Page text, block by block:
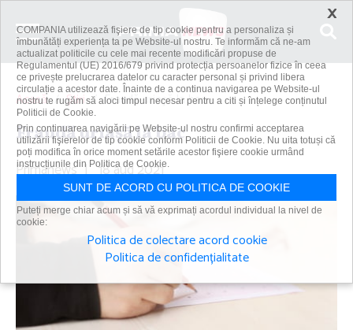
Acasă Știri Fraudă uriaşă la bac
Fraudă uriaşă la bac
Primanews | 18 aug 2021
×
COMPANIA utilizează fişiere de tip cookie pentru a personaliza și
îmbunătăți experiența ta pe Website-ul nostru. Te informăm că ne-am
actualizat politicile cu cele mai recente modificări propuse de
Regulamentul (UE) 2016/679 privind protecția persoanelor fizice în ceea
ce privește prelucrarea datelor cu caracter personal și privind libera
circulație a acestor date. Înainte de a continua navigarea pe Website-ul
nostru te rugăm să aloci timpul necesar pentru a citi și înțelege conținutul
Politicii de Cookie.
Prin continuarea navigării pe Website-ul nostru confirmi acceptarea
utilizării fişierelor de tip cookie conform Politicii de Cookie. Nu uita totuși că
poți modifica în orice moment setările acestor fişiere cookie urmând
instrucțiunile din Politica de Cookie.
SUNT DE ACORD CU POLITICA DE COOKIE
Puteți merge chiar acum și să vă exprimați acordul individual la nivel de
cookie:
Politica de colectare acord cookie
Politica de confidențialitate